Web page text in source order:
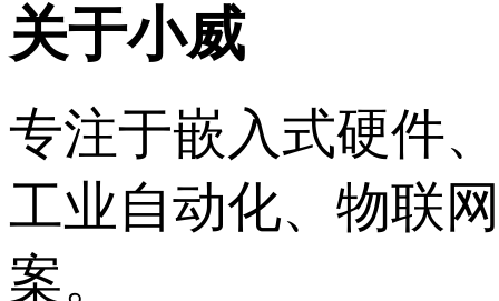
关于小威
专注于嵌入式硬件
工业自动化、物联
案。